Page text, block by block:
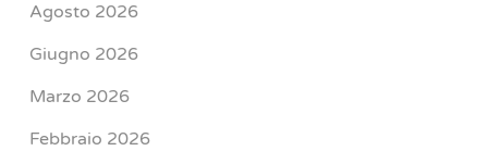
Agosto 2026
Giugno 2026
Marzo 2026
Febbraio 2026